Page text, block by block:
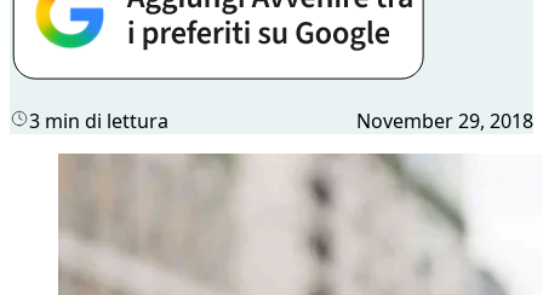
3 min di lettura November 29, 2018